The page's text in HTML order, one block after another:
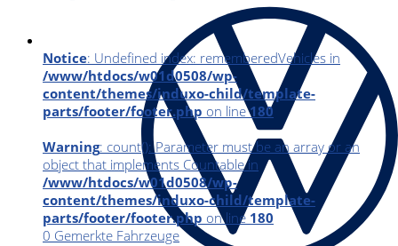
Notice: Undefined index: rememberedVehicles in
/www/htdocs/w01d0508/wp-
content/themes/induxo-child/template-
parts/footer/footer.php on line180
Warning: count(): Parameter must be an array or an
object that implements Countable in
/www/htdocs/w01d0508/wp-
content/themes/induxo-child/template-
parts/footer/footer.php on line 180
0 Gemerkte Fahrzeuge